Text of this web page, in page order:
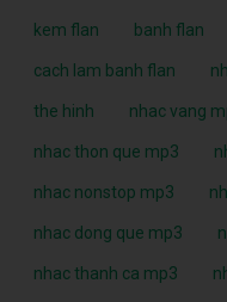
kem flan banh flan
cach lam banh flan
the hinh nhac vang
nhac thon que mp3
nhac nonstop mp3
nhac dong que mp3
nhac thanh ca mp3